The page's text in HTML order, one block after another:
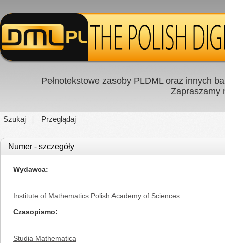
Pełnotekstowe zasoby PLDML oraz innych
Zapraszamy
Szukaj Przeglądaj
Numer - szczegóły
Wydawca
Institute of Mathematics Polish Academy of Sciences
Czasopismo
Studia Mathematica